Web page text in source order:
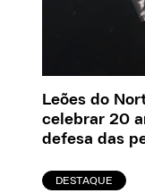
Leões do
celebrar 20
defesa das
DESTAQUE